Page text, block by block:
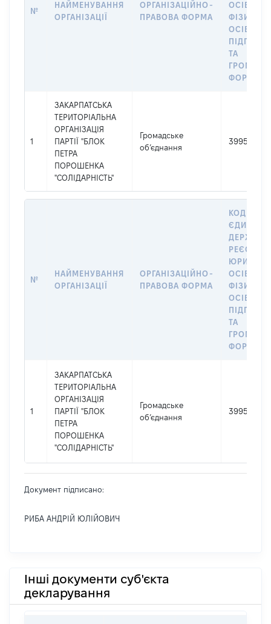
№
НАЙМЕНУВАННЯ
ОРГАНІЗАЦІЇ
ОРГАНІЗАЦІЙНО-
ПРАВОВА ФОРМА
ОСІБ,
ОСІБ –
ТА
1
ЗАКАРПАТСЬКА
ТЕРИТОРІАЛЬНА
ОРГАНІЗАЦІЯ
ПАРТІЇ "БЛОК
ПЕТРА
ПОРОШЕНКА
"СОЛІДАРНІСТЬ"
Громадське
об’єднання
39950317
№
НАЙМЕНУВАННЯ
ОРГАНІЗАЦІЇ
ОРГАНІЗАЦІЙНО-
ПРАВОВА ФОРМА
КОД В
РЕЄСТРІ
ОСІБ,
ОСІБ –
ТА
1
ЗАКАРПАТСЬКА
ТЕРИТОРІАЛЬНА
ОРГАНІЗАЦІЯ
ПАРТІЇ "БЛОК
ПЕТРА
ПОРОШЕНКА
"СОЛІДАРНІСТЬ"
Громадське
об’єднання
39950317
Документ підписано:
РИБА АНДРІЙ ЮЛІЙОВИЧ
Інші документи суб'єкта
декларування